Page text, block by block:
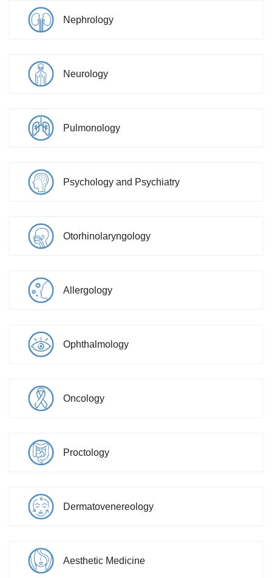
Nephrology
Neurology
Pulmonology
Psychology and Psychiatry
Otorhinolaryngology
Allergology
Ophthalmology
Oncology
Proctology
Dermatovenereology
Aesthetic Medicine